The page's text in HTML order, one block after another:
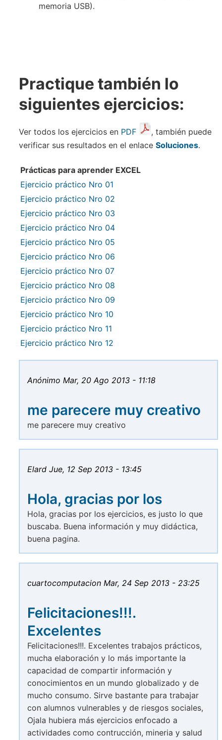
memoria USB).
Practique también lo
siguientes ejercicios:
Ver todos los ejercicios en PDF
, también puede
verificar sus resultados en el enlace Soluciones.
Prácticas para aprender EXCEL
Ejercicio práctico Nro 01
Ejercicio práctico Nro 02
Ejercicio práctico Nro 03
Ejercicio práctico Nro 04
Ejercicio práctico Nro 05
Ejercicio práctico Nro 06
Ejercicio práctico Nro 07
Ejercicio práctico Nro 08
Ejercicio práctico Nro 09
Ejercicio práctico Nro 10
Ejercicio práctico Nro 11
Ejercicio práctico Nro 12
Anónimo Mar, 20 Ago 2013 - 11:18
me parecere muy creativo
me parecere muy creativo
Elard Jue, 12 Sep 2013 - 13:45
Hola, gracias por los
Hola, gracias por los ejercicios, es justo lo que
buscaba. Buena información y muy didáctica,
buena pagina.
cuartocomputacion Mar, 24 Sep 2013 - 23:25
Felicitaciones!!!.
Excelentes
Felicitaciones!!!. Excelentes trabajos prácticos,
mucha elaboración y lo más importante la
capacidad de compartir información y
conocimientos en un mundo globalizado y de
mucho consumo. Sirve bastante para trabajar
con alumnos vulnerables y de riesgos sociales,
Ojala hubiera más ejercicios enfocado a
actividades como contrucción, mineria y salud